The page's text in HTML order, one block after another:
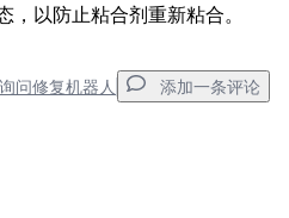
以防止粘合剂重新粘合。
询问修复机器人 添加一条评论